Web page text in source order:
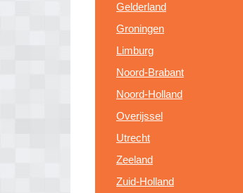
Gelderland
Groningen
Limburg
Noord-Brabant
Noord-Holland
Overijssel
Utrecht
Zeeland
Zuid-Holland